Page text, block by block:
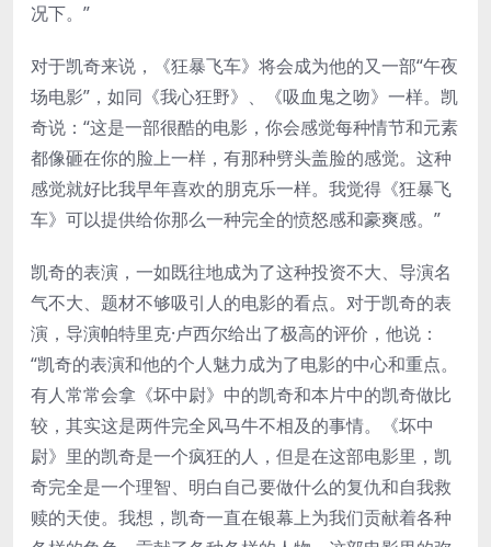
况下。”
对于凯奇来说，《狂暴飞车》将会成为他的又一部“午夜
场电影”，如同《我心狂野》、《吸血鬼之吻》一样。凯
奇说：“这是一部很酷的电影，你会感觉每种情节和元素
都像砸在你的脸上一样，有那种劈头盖脸的感觉。这种
感觉就好比我早年喜欢的朋克乐一样。我觉得《狂暴飞
车》可以提供给你那么一种完全的愤怒感和豪爽感。”
凯奇的表演，一如既往地成为了这种投资不大、导演名
气不大、题材不够吸引人的电影的看点。对于凯奇的表
演，导演帕特里克·卢西尔给出了极高的评价，他说：
“凯奇的表演和他的个人魅力成为了电影的中心和重点。
有人常常会拿《坏中尉》中的凯奇和本片中的凯奇做比
较，其实这是两件完全风马牛不相及的事情。《坏中
尉》里的凯奇是一个疯狂的人，但是在这部电影里，凯
奇完全是一个理智、明白自己要做什么的复仇和自我救
赎的天使。我想，凯奇一直在银幕上为我们贡献着各种